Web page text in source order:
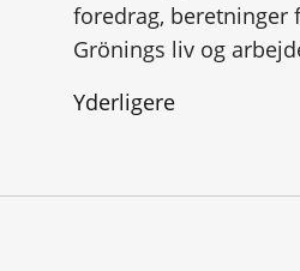
foredrag, beretninger
Grönings liv og
Yderligere